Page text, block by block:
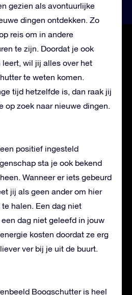
gezien als avontuurlijke
dingen ontdekken. Zo
reis om in andere
te zijn. Doordat je ook
wil jij alles over het
te weten komen.
tijd hetzelfde is, dan raak jij
op zoek naar nieuwe dingen.
positief ingesteld
sta je ook bekend
Wanneer er iets gebeurd
jij als geen ander om hier
halen. Een dag niet
dag niet geleefd in jouw
kosten doordat ze erg
ver bij je uit de buurt.
Boogschutter is heel